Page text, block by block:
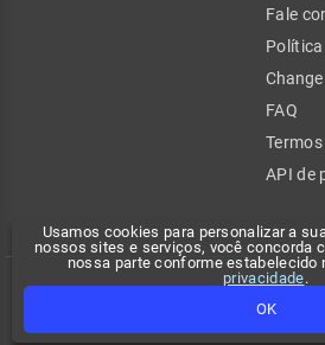
Usamos cookies para personalizar a
nossos sites e serviços, você concorda
nossa parte conforme estabelecido
privacidade.
OK
Fale
FAQ
API de
Copyright 2026 - Climatempo. Todos